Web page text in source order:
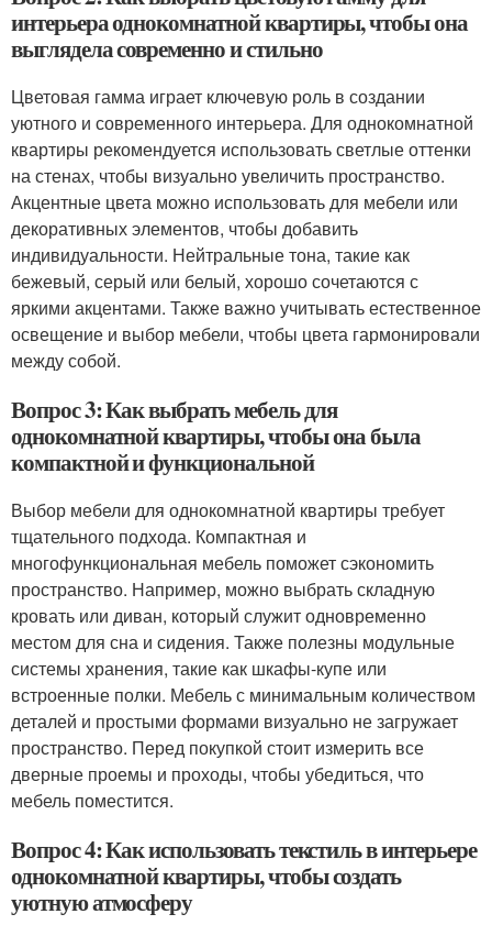
интерьера однокомнатной квартиры, чтобы она
выглядела современно и стильно
Цветовая гамма играет ключевую роль в создании
уютного и современного интерьера. Для однокомнатной
квартиры рекомендуется использовать светлые оттенки
на стенах, чтобы визуально увеличить пространство.
Акцентные цвета можно использовать для мебели или
декоративных элементов, чтобы добавить
индивидуальности. Нейтральные тона, такие как
бежевый, серый или белый, хорошо сочетаются с
яркими акцентами. Также важно учитывать естественное
освещение и выбор мебели, чтобы цвета гармонировали
между собой.
Вопрос 3: Как выбрать мебель для
однокомнатной квартиры, чтобы она была
компактной и функциональной
Выбор мебели для однокомнатной квартиры требует
тщательного подхода. Компактная и
многофункциональная мебель поможет сэкономить
пространство. Например, можно выбрать складную
кровать или диван, который служит одновременно
местом для сна и сидения. Также полезны модульные
системы хранения, такие как шкафы-купе или
встроенные полки. Мебель с минимальным количеством
деталей и простыми формами визуально не загружает
пространство. Перед покупкой стоит измерить все
дверные проемы и проходы, чтобы убедиться, что
мебель поместится.
Вопрос 4: Как использовать текстиль в интерьере
однокомнатной квартиры, чтобы создать
уютную атмосферу